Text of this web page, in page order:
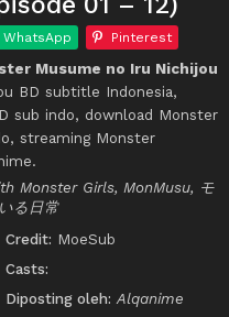
WhatsApp Pinterest
Musume no Iru Nichijou
BD subtitle Indonesia,
sub indo, download Monster
streaming Monster
Monster Girls, MonMusu, モ
る日常
Credit: MoeSub
Casts:
Diposting oleh: Alqanime